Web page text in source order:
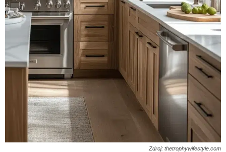
Zdroj: thetrophywifestyle.com